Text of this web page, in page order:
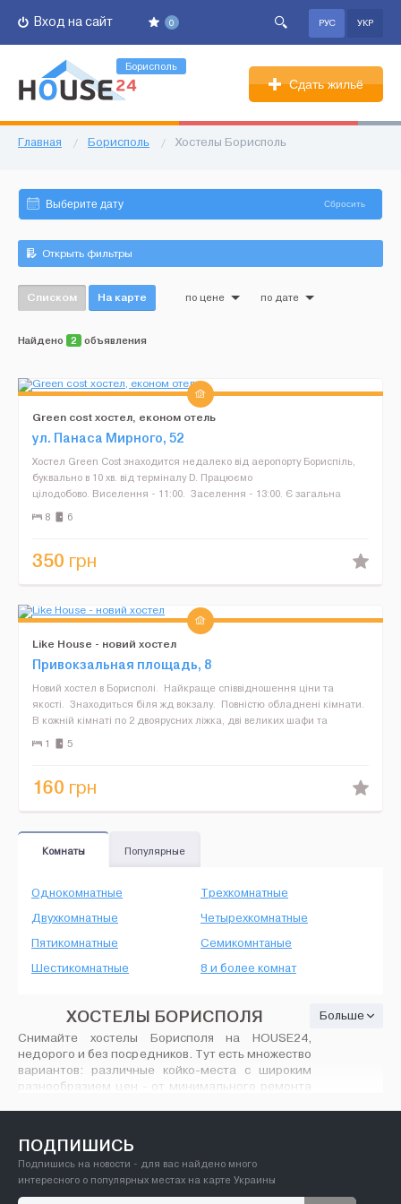
0
Вход на сайт РУС УКР
Борисполь
Сдать жильё
Главная / Борисполь / Хостелы Борисполь
Сбросить
Открыть фильтры
Списком На карте по цене по дате
Найдено 2 объявления
Green cost хостел, економ отель
ул. Панаса Мирного, 52
Хостел Green Cost знаходится недалеко від аеропорту Бориспіль,
буквально в 10 хв. від терміналу D. Працюємо
цілодобово. Виселення - 11:00. Заселення - 13:00. Є загальна
кухня. Душ. Рушники. Шампунь. Капц...
8 6
350 грн
Like House - новий хостел
Привокзальная площадь, 8
Новий хостел в Борисполі. Найкраще співвідношення ціни та
якості. Знаходиться біля жд вокзалу. Повністю обладнені кімнати.
В кожній кімнаті по 2 двоярусних ліжка, дві великих шафи та
персональна шухлядка. Є...
1 5
160 грн
Комнаты Популярные
Однокомнатные
Двухкомнатные
Трехкомнатные
Четырехкомнатные
Пятикомнатные
Шестикомнатные
Семикомнтаные
8 и более комнат
ХОСТЕЛЫ БОРИСПОЛЯ
Снимайте хостелы Борисполя на HOUSE24,
недорого и без посредников. Тут есть множество
вариантов: различные койко-места с широким
разнообразием цен - от минимального ремонта
городе Борисполь, и не только.
Больше
ПОДПИШИСЬ
Подпишись на новости - для вас найдено много
интересного о популярных местах на карте Украины